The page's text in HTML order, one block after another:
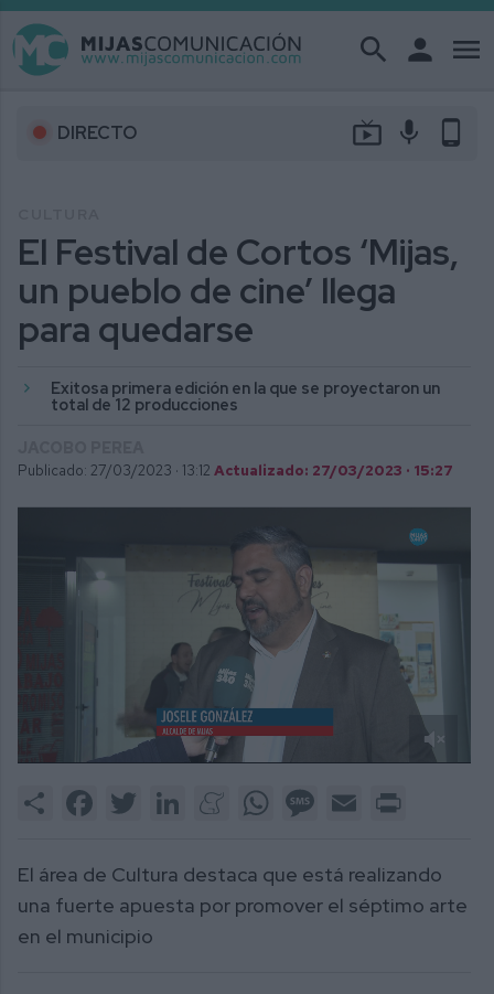
search person menu
DIRECTO live_tv mic phone_android
El Festival de Cortos ‘Mijas,
un pueblo de cine’ llega
para quedarse
Exitosa primera edición en la que se proyectaron un
total de 12 producciones
Publicado: 27/03/2023 · 13:12 Actualizado: 27/03/2023 · 15:27
2
Share FacebookTwitter LinkedInMeneameWhatsAppMessage
Email
El área de Cultura destaca que está realizando
una fuerte apuesta por promover el séptimo arte
en el municipio